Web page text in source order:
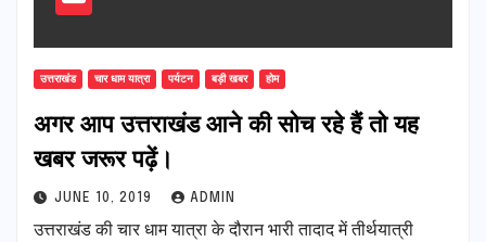
उत्तराखंड चार धाम यात्रा पर्यटन बड़ी खबर होम
अगर आप उत्तराखंड आने की सोच रहे हैं तो यह
खबर जरूर पढ़ें।
JUNE 10, 2019 ADMIN
उत्तराखंड की चार धाम यात्रा के दौरान भारी तादाद में तीर्थयात्री